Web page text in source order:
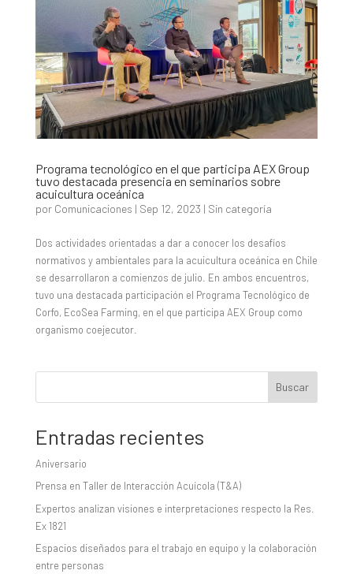
Programa tecnológico en el que participa AEX Group
tuvo destacada presencia en seminarios sobre
acuicultura oceánica
por Comunicaciones | Sep 12, 2023 | Sin categoría
Dos actividades orientadas a dar a conocer los desafíos
normativos y ambientales para la acuicultura oceánica en Chile
se desarrollaron a comienzos de julio. En ambos encuentros,
tuvo una destacada participación el Programa Tecnológico de
Corfo, EcoSea Farming, en el que participa AEX Group como
organismo coejecutor.
Buscar
Entradas recientes
Aniversario
Prensa en Taller de Interacción Acuícola (T&A)
Expertos analizan visiones e interpretaciones respecto la Res.
Ex 1821
Espacios diseñados para el trabajo en equipo y la colaboración
entre personas